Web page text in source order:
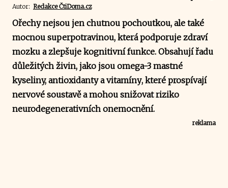
Autor: Redakce ČtiDoma.cz
Ořechy nejsou jen chutnou pochoutkou, ale také
mocnou superpotravinou, která podporuje zdraví
mozku a zlepšuje kognitivní funkce. Obsahují řadu
důležitých živin, jako jsou omega-3 mastné
kyseliny, antioxidanty a vitamíny, které prospívají
nervové soustavě a mohou snižovat riziko
neurodegenerativních onemocnění.
reklama